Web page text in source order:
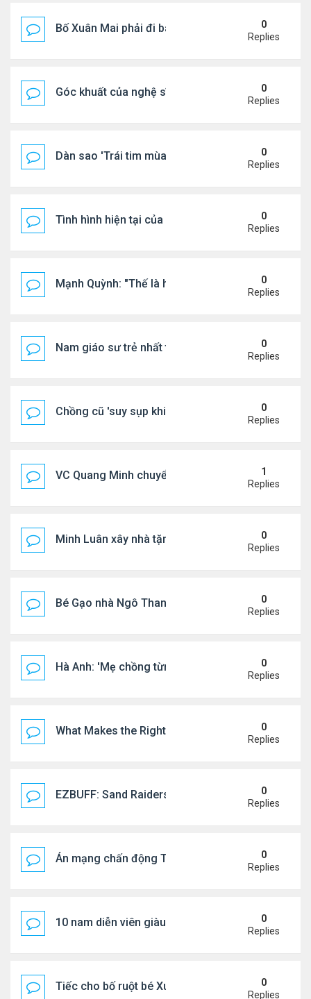
Bố Xuân Mai phải đi bán cơm ở Mỹ
0
Replies
Góc khuất của nghệ sĩ Hoài Tâm
0
Replies
Dàn sao 'Trái tim mùa thu' sau 26 năm
0
Replies
Tình hình hiện tại của Quang Lê
0
Replies
Mạnh Quỳnh: "Thế là hết"
0
Replies
Nam giáo sư trẻ nhất thế giới ở tuổi 18
0
Replies
Chồng cũ 'suy sụp khi biết tin Nicole Kidman có
0
Replies
VC Quang Minh chuyển về tổ ấm
1
Replies
Minh Luân xây nhà tặng cha mẹ
0
Replies
Bé Gạo nhà Ngô Thanh Vân dễ thương trong tiệc
0
Replies
Hà Anh: 'Mẹ chồng từng ngạc nhiên vì tôi luôn trả
0
Replies
What Makes the Right Retail POS Matter?0
Replies
EZBUFF: Sand Raiders of Sophie Farming
0
Replies
Án mạng chấn động Thái lan: hai chị em người
0
Replies
10 nam diễn viên giàu nhất Trung Quốc 2026
0
Replies
Tiếc cho bố ruột bé Xuân Mai ở Mỹ
0
Replies